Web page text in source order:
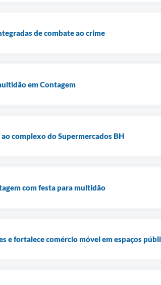
de combate ao crime
em Contagem
complexo do Supermercados BH
com festa para multidão
e fortalece comércio móvel em espaços